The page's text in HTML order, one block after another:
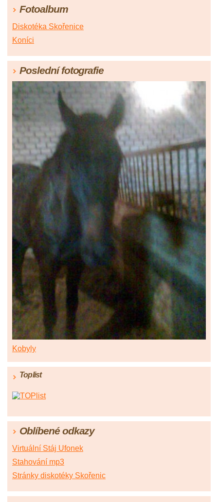
Fotoalbum
Diskotéka Skořenice
Koníci
Poslední fotografie
Kobyly
Toplist
Oblíbené odkazy
Virtuální Stáj Ufonek
Stahování mp3
Stránky diskotéky Skořenic